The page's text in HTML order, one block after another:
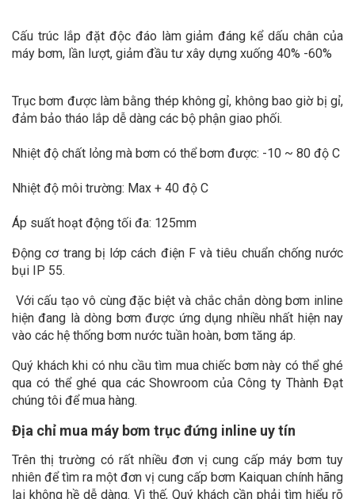
Cấu trúc lắp đặt độc đáo làm giảm đáng kể dấu chân của
máy bơm, lần lượt, giảm đầu tư xây dựng xuống 40% -60%
Trục bơm được làm bằng thép không gỉ, không bao giờ bị gỉ,
đảm bảo tháo lắp dễ dàng các bộ phận giao phối.
Nhiệt độ chất lỏng mà bơm có thể bơm được: -10 ~ 80 độ C
Nhiệt độ môi trường: Max + 40 độ C
Áp suất hoạt động tối đa: 125mm
Động cơ trang bị lớp cách điện F và tiêu chuẩn chống nước
bụi IP 55.
Với cấu tạo vô cùng đặc biệt và chắc chắn dòng bơm inline
hiện đang là dòng bơm được ứng dụng nhiều nhất hiện nay
vào các hệ thống bơm nước tuần hoàn, bơm tăng áp.
Quý khách khi có nhu cầu tìm mua chiếc bơm này có thể ghé
qua có thể ghé qua các Showroom của Công ty Thành Đạt
chúng tôi để mua hàng.
Địa chỉ mua máy bơm trục đứng inline uy tín
Trên thị trường có rất nhiều đơn vị cung cấp máy bơm tuy
nhiên để tìm ra một đơn vị cung cấp bơm Kaiquan chính hãng
lại không hề dễ dàng. Vì thế, Quý khách cần phải tìm hiểu rõ